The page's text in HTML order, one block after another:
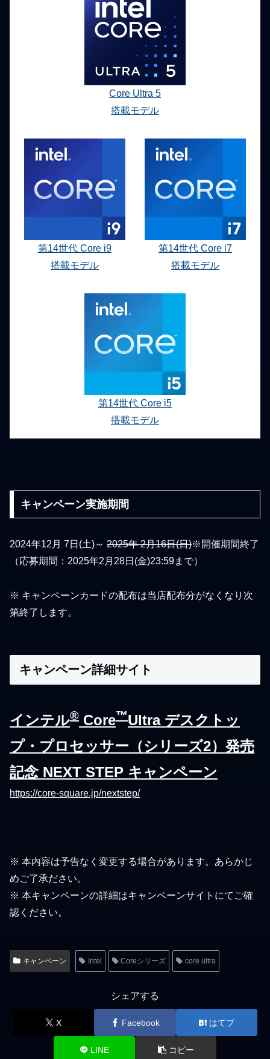
Core Ultra 5
搭載モデル
第14世代 Core i9
搭載モデル
第14世代 Core i7
搭載モデル
第14世代 Core i5
搭載モデル
キャンペーン実施期間
2024年12月 7日(土)～ 2025年 2月16日(日)※開催期間終了
（応募期間：2025年2月28日(金)23:59まで）
※ キャンペーンカードの配布は当店配布分がなくなり次
第終了します。
キャンペーン詳細サイト
インテル® Core™Ultra デスクトッ
プ・プロセッサー（シリーズ2）発売
記念 NEXT STEP キャンペーン
https://core-square.jp/nextstep/
※ 本内容は予告なく変更する場合があります。あらかじ
めご了承ださい。
※ 本キャンペーンの詳細はキャンペーンサイトにてご確
認ください。
キャンペーン Intel Coreシリーズ core ultra
シェアする
X Facebook はてブ
LINE コピー